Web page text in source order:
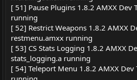
[ 51] Pause Plugins 1.8.2 AMXX Dev
running
[ 52] Restrict Weapons 1.8.2 AMXX
restmenu.amxx running
[ 53] CS Stats Logging 1.8.2 AMXX
stats_logging.a running
[ 54] Teleport Menu 1.8.2 AMXX